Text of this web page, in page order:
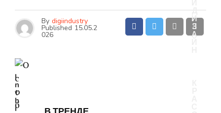
Д
И
З
А
By digiindustry
Published 15.05.2
026
I
n
t
h
i